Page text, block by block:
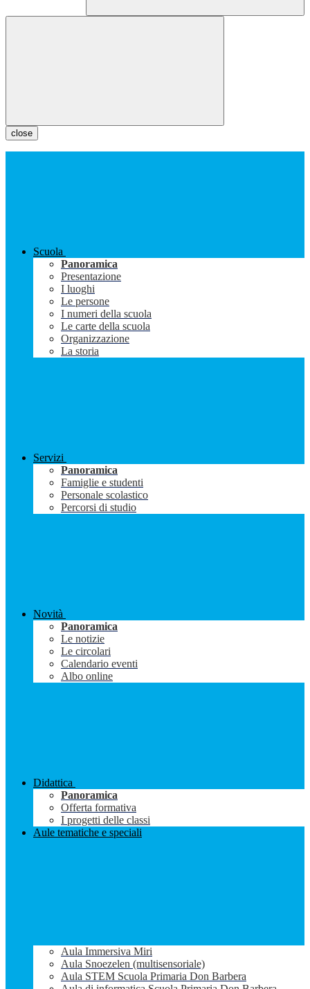
close
Scuola
Panoramica
Presentazione
I luoghi
Le persone
I numeri della scuola
Le carte della scuola
Organizzazione
La storia
Servizi
Panoramica
Famiglie e studenti
Personale scolastico
Percorsi di studio
Novità
Panoramica
Le notizie
Le circolari
Calendario eventi
Albo online
Didattica
Panoramica
Offerta formativa
I progetti delle classi
Aule tematiche e speciali
Aula Immersiva Miri
Aula Snoezelen (multisensoriale)
Aula STEM Scuola Primaria Don Barbera